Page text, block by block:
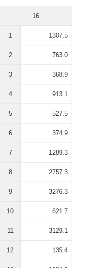
16
1 1307.5
2 763.0
3 368.9
4 913.1
5 527.5
6 374.9
7 1289.3
8 2757.3
9 3276.3
10 621.7
11 3129.1
12 135.4